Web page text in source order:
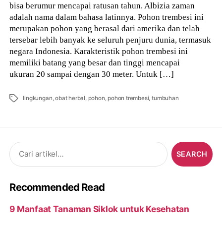
bisa berumur mencapai ratusan tahun. Albizia zaman
adalah nama dalam bahasa latinnya. Pohon trembesi ini
merupakan pohon yang berasal dari amerika dan telah
tersebar lebih banyak ke seluruh penjuru dunia, termasuk
negara Indonesia. Karakteristik pohon trembesi ini
memiliki batang yang besar dan tinggi mencapai
ukuran 20 sampai dengan 30 meter. Untuk […]
Tags lingkungan,obat herbal, pohon,pohon trembesi,tumbuhan
Search
for:
Recommended Read
9 Manfaat Tanaman Siklok untuk Kesehatan